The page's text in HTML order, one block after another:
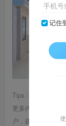
Tips：1.内容图片
更多内容（无展
户，建议用123云
手机号
记住